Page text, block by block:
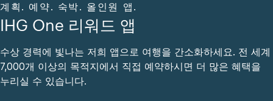
계획. 예약. 숙박. 올인원 앱.
IHG One 리워드 앱
수상 경력에 빛나는 저희 앱으로 여행을 간소화하세요. 전 세계
7,000개 이상의 목적지에서 직접 예약하시면 더 많은 혜택을
누리실 수 있습니다.